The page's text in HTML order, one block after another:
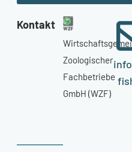
Kontakt
Zoologischer
Fachbetriebe
GmbH (WZF)